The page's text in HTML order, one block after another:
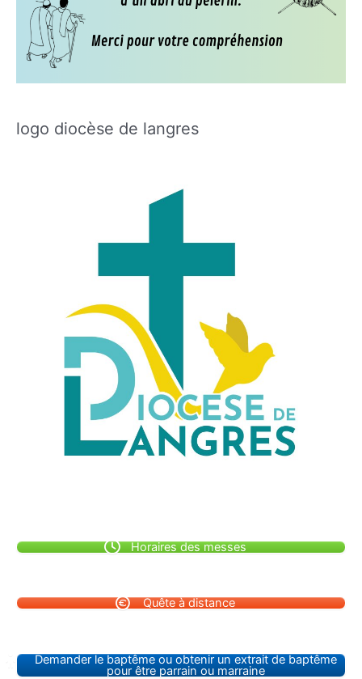
logo diocèse de langres
Horaires des messes
Quête à distance
Demander le baptême ou obtenir un extrait de baptême
pour être parrain ou marraine